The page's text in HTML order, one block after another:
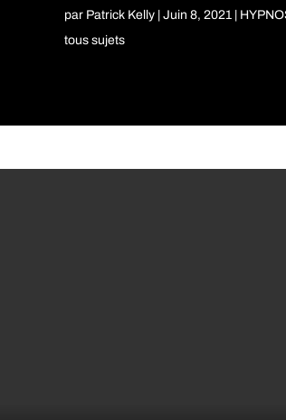
par Patrick Kelly| Juin 8, 2021 |
tous sujets